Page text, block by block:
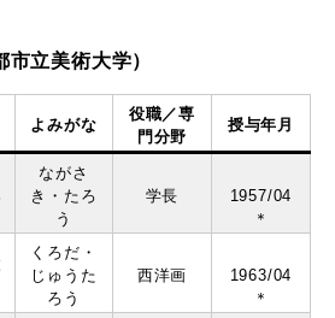
立美術大学）
よみがな
役職／専
門分野
授与年月
ながさ
き・たろ
う
学⻑
1957/04
＊
くろだ・
じゅうた
ろう
⻄洋画
1963/04
＊